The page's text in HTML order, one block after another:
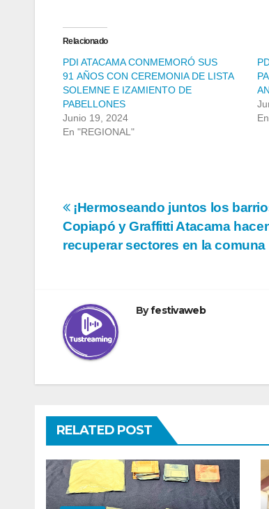
Relacionado
PDI ATACAMA CONMEMORÓ SUS
91 AÑOS CON CEREMONIA DE LISTA
SOLEMNE E IZAMIENTO DE
PABELLONES
Junio 19, 2024
En "REGIONAL"
Navegación
de
¡Hermoseando juntos los
Copiapó y Graffitti Atacama
recuperar sectores en la comuna
Byfestivaweb
RELATED POST